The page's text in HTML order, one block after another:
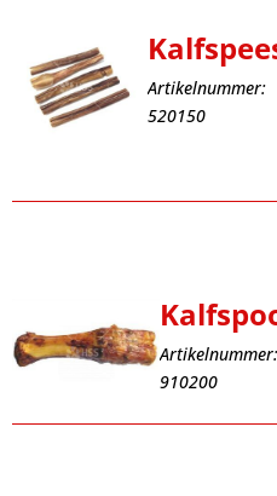
Artikelnummer:
520150
Artikelnummer:
910200